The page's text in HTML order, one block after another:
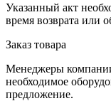
Указанный акт
время возврата или
Заказ товара
Менеджеры
необходимое
предложение.